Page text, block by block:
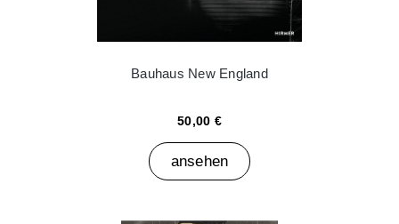
Bauhaus New England
50,00 €
ansehen